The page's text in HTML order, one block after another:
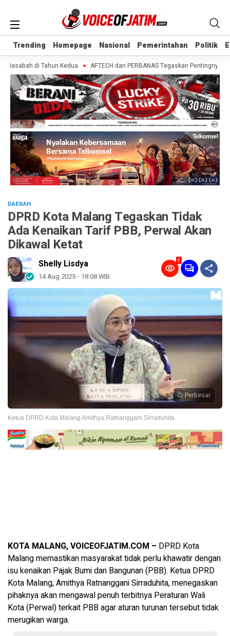
Trending Homepage Nasional Pemerintahan Politik
Trending Homepage Nasional Pemerintahan Politik
di Tahun Kedua AFTECH dan PERBANAS Tegaskan Pentingnya
DAERAH
DPRD Kota Malang Tegaskan Tidak
Ada Kenaikan Tarif PBB, Perwal Akan
Dikawal Ketat
Shelly Lisdya
14 Aug 2025 - 18:08 WIB
6
Perbesar
Ketua DPRD Kota Malang Amithya Ratnanggani Sirraduhita
KOTA MALANG, VOICEOFJATIM.COM – DPRD Kota
Malang memastikan masyarakat tidak perlu khawatir dengan
isu kenaikan Pajak Bumi dan Bangunan (PBB). Ketua DPRD
Kota Malang, Amithya Ratnanggani Sirraduhita, menegaskan
pihaknya akan mengawal penuh terbitnya Peraturan Wali
Kota (Perwal) terkait PBB agar aturan turunan tersebut tidak
merugikan warga.